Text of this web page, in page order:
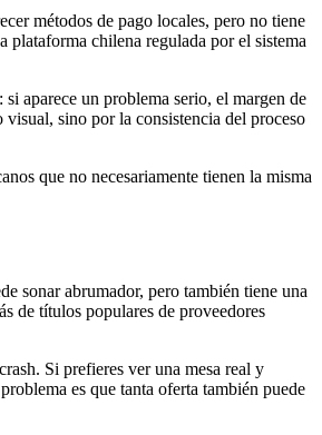
métodos de pago locales, pero no tiene
chilena regulada por el sistema
aparece un problema serio, el margen de
visual, sino por la consistencia del proceso
que no necesariamente tienen la misma
sonar abrumador, pero también tiene una
de títulos populares de proveedores
Si prefieres ver una mesa real y
es que tanta oferta también puede